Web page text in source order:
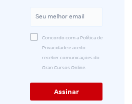
Concordo com a Política de
Privacidade e aceito
receber comunicações do
Gran Cursos Online.